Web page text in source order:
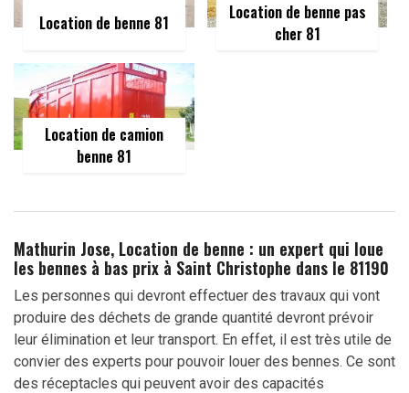
Location de benne 81
Location de benne pas
cher 81
Location de camion
benne 81
Mathurin Jose, Location de benne : un expert qui loue
les bennes à bas prix à Saint Christophe dans le 81190
Les personnes qui devront effectuer des travaux qui vont
produire des déchets de grande quantité devront prévoir
leur élimination et leur transport. En effet, il est très utile de
convier des experts pour pouvoir louer des bennes. Ce sont
des réceptacles qui peuvent avoir des capacités